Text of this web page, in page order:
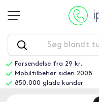
Forsendelse fra 29 kr.
Mobiltilbehør siden 2008
850.000 glade kunder